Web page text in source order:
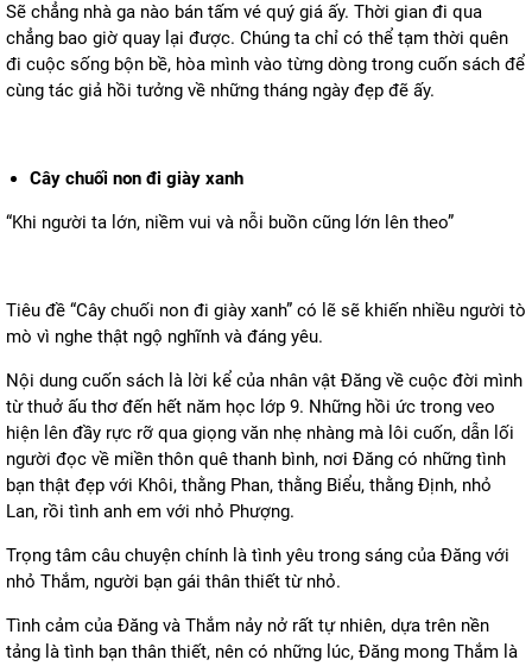
Sẽ chẳng nhà ga nào bán tấm vé quý giá ấy. Thời gian đi qua
chẳng bao giờ quay lại được. Chúng ta chỉ có thể tạm thời quên
đi cuộc sống bộn bề, hòa mình vào từng dòng trong cuốn sách để
cùng tác giả hồi tưởng về những tháng ngày đẹp đẽ ấy.
Cây chuối non đi giày xanh
“Khi người ta lớn, niềm vui và nỗi buồn cũng lớn lên theo”
Tiêu đề “Cây chuối non đi giày xanh” có lẽ sẽ khiến nhiều người tò
mò vì nghe thật ngộ nghĩnh và đáng yêu.
Nội dung cuốn sách là lời kể của nhân vật Đăng về cuộc đời mình
từ thuở ấu thơ đến hết năm học lớp 9. Những hồi ức trong veo
hiện lên đầy rực rỡ qua giọng văn nhẹ nhàng mà lôi cuốn, dẫn lối
người đọc về miền thôn quê thanh bình, nơi Đăng có những tình
bạn thật đẹp với Khôi, thằng Phan, thằng Biểu, thằng Định, nhỏ
Lan, rồi tình anh em với nhỏ Phượng.
Trọng tâm câu chuyện chính là tình yêu trong sáng của Đăng với
nhỏ Thắm, người bạn gái thân thiết từ nhỏ.
Tình cảm của Đăng và Thắm nảy nở rất tự nhiên, dựa trên nền
tảng là tình bạn thân thiết, nên có những lúc, Đăng mong Thắm là